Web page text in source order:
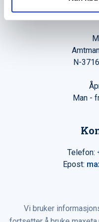
N-
Man -
Telefon:
Epost:
Vi bruker